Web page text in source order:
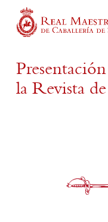
main
la Revista